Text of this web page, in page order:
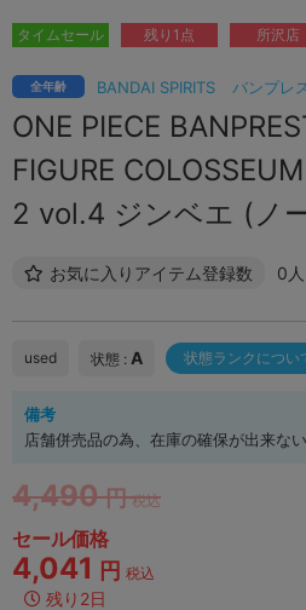
BANDAI SPIRITS バンプレ
全年齢
ONE PIECE
FIGURE
2 vol.4 ジンベエ (ノ
お気に入りアイテム登録数 0人
タイムセール 残り1点 所沢店
used 状態 : A 状態ランクについ
備考
店舗併売品の為、在庫の確保が出来な
4,490 円 税込
セール価格
4,041 円 税込
残り2日